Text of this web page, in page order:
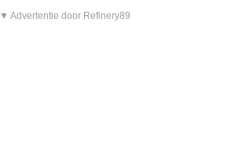
▼ Advertentie door Refinery89